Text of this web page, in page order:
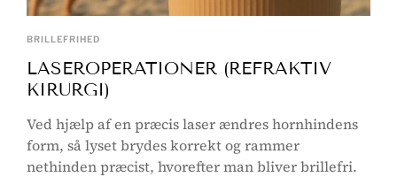
BRILLEFRIHED
LASEROPERATIONER (REFRAKTIV
KIRURGI)
Ved hjælp af en præcis laser ændres hornhindens
form, så lyset brydes korrekt og rammer
nethinden præcist, hvorefter man bliver brillefri.